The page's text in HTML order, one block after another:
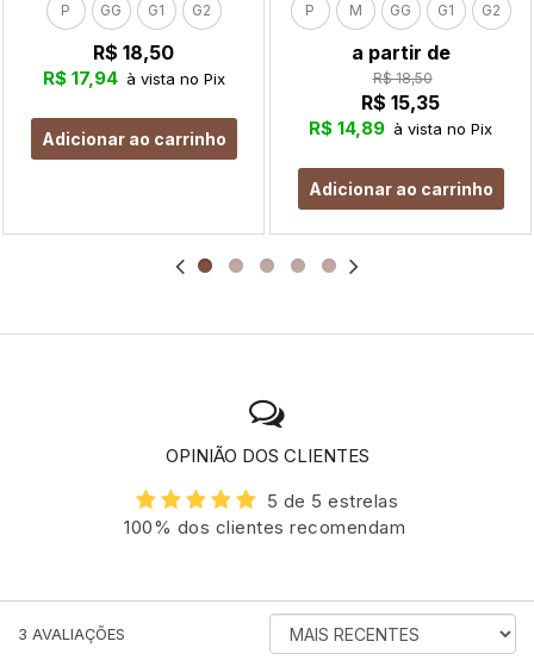
P GG G1 G2
R$ 18,50
R$ 17,94 à vista no Pix
Adicionar ao carrinho
P M GG G1 G2
a partir de
R$ 18,50
R$ 15,35
R$ 14,89 à vista no Pix
Adicionar ao carrinho
OPINIÃO DOS CLIENTES
5 de 5 estrelas
100% dos clientes recomendam
3 AVALIAÇÕES
ORDENAR
AVALIAÇÕES